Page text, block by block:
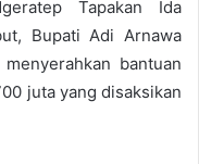
Tapakan Ida
Bupati Adi Arnawa
bantuan
juta yang disaksikan